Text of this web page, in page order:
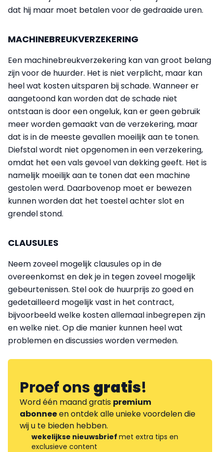
dat hij maar moet betalen voor de gedraaide uren.
MACHINEBREUKVERZEKERING
Een machinebreukverzekering kan van groot belang
zijn voor de huurder. Het is niet verplicht, maar kan
heel wat kosten uitsparen bij schade. Wanneer er
aangetoond kan worden dat de schade niet
ontstaan is door een ongeluk, kan er geen gebruik
meer worden gemaakt van de verzekering, maar
dat is in de meeste gevallen moeilijk aan te tonen.
Diefstal wordt niet opgenomen in een verzekering,
omdat het een vals gevoel van dekking geeft. Het is
namelijk moeilijk aan te tonen dat een machine
gestolen werd. Daarbovenop moet er bewezen
kunnen worden dat het toestel achter slot en
grendel stond.
CLAUSULES
Neem zoveel mogelijk clausules op in de
overeenkomst en dek je in tegen zoveel mogelijk
gebeurtenissen. Stel ook de huurprijs zo goed en
gedetailleerd mogelijk vast in het contract,
bijvoorbeeld welke kosten allemaal inbegrepen zijn
en welke niet. Op die manier kunnen heel wat
problemen en discussies worden vermeden.
Proef onsgratis!
Word één maand gratis premium
abonneeen ontdek alle unieke voordelen die
wij u te bieden hebben.
wekelijkse nieuwsbrief met extra tips en
exclusieve content